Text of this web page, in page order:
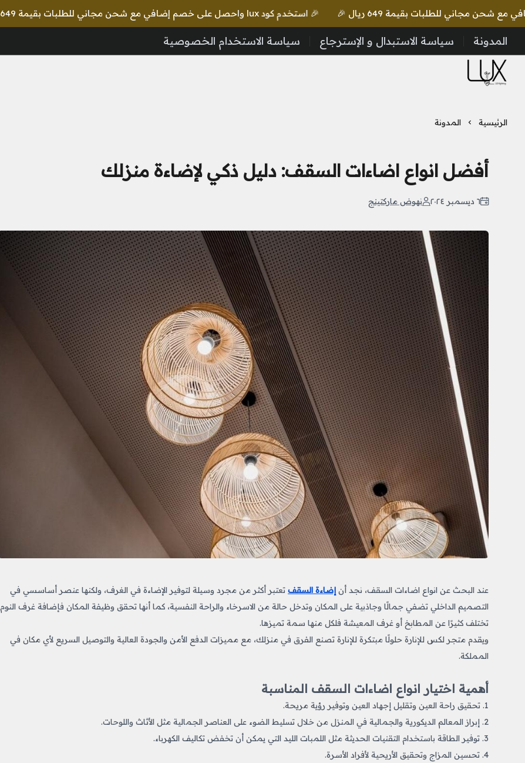
🎉 استخدم كود lux واحصل على خصم إضافي مع شحن مجاني للطلبات بقيمة 649 ريال 🎉
المدونة سياسة الاستبدال و الإسترجاع سياسة الاستخدام الخصوصية
LUX Lighting
الرئيسية المدونة
أفضل انواع اضاءات السقف: دليل ذكي لإضاءة منزلك
٦ ديسمبر ٢٠٢٤ نهوض ماركتينج
عند البحث عن انواع اضاءات السقف، نجد أن إضاءة السقف تعتبر أكثر من مجرد وسيلة لتوفير الإضاءة في الغرف، ولكنها عنصر أساسسي في
التصميم الداخلي تضفي جمالًا وجاذبية على المكان وتدخل حالة من الاسرخاء والراحة النفسية، كما أنها تحقق وظيفة المكان فإضافة غرف النوم
تختلف كثيرًا عن المطابخ أو غرف المعيشة فلكل منها سمة تميزها.
ويقدم متجر لكس للإنارة حلولًا مبتكرة للإنارة تصنع الفرق في منزلك، مع مميزات الدفع الأمن والجودة العالية والتوصيل السريع لأي مكان في
المملكة.
أهمية اختيار انواع اضاءات السقف المناسبة
1. تحقيق راحة العين وتقليل إجهاد العين وتوفير رؤية مريحة.
2. إبراز المعالم الديكورية والجمالية في المنزل من خلال تسليط الضوء على العناصر الجمالية مثل الأثاث واللوحات.
3. توفير الطاقة باستخدام التقنيات الحديثة مثل اللمبات الليد التي يمكن أن تخفض تكاليف الكهرباء.
4. تحسين المزاج وتحقيق الأريحية لأفراد الأسرة.